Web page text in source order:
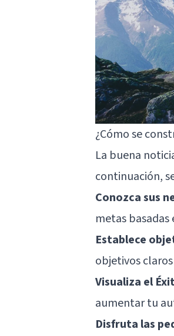
¿Cómo se
La buena
continuación,
Conozca sus
metas
Establece
objetivos
Visualiza el
aumentar tu
Disfruta las